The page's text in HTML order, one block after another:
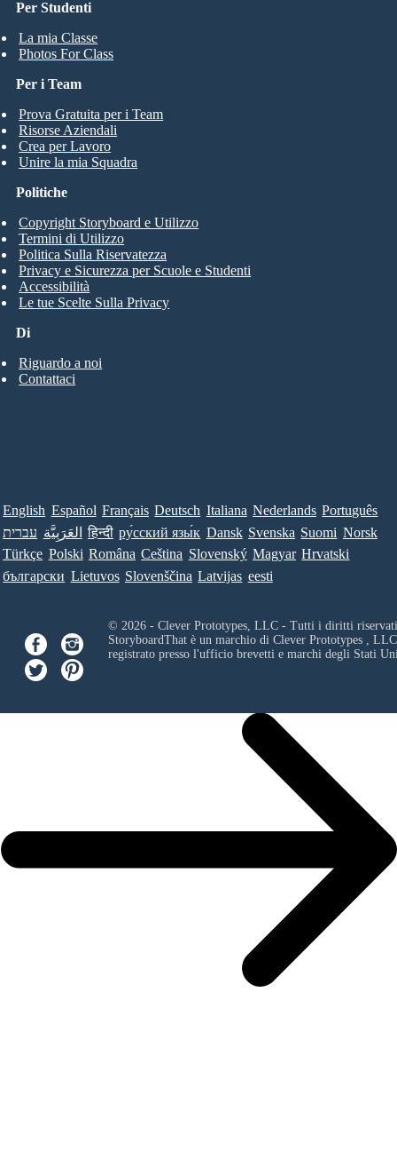
Per Studenti
La mia Classe
Photos For Class
Per i Team
Prova Gratuita per i Team
Risorse Aziendali
Crea per Lavoro
Unire la mia Squadra
Di
Riguardo a noi
Contattaci
Politiche
Copyright Storyboard e Utilizzo
Termini di Utilizzo
Politica Sulla Riservatezza
Privacy e Sicurezza per Scuole e Studenti
Accessibilità
Le tue Scelte Sulla Privacy
English Español Français Deutsch Italiana Nederlands Português
עברית العَرَبِيَّة हिन्दी ру́сский язы́к Dansk Svenska Suomi Norsk
Türkçe Polski Româna Ceština Slovenský Magyar Hrvatski
български Lietuvos Slovenščina Latvijas eesti
© 2026 - Clever Prototypes, LLC - Tutti i diritti
StoryboardThat è un marchio di Clever Prototypes , LLC
registrato presso l'ufficio brevetti e marchi degli Stati